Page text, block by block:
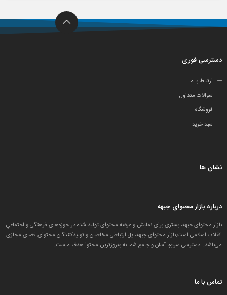
دسترسی فوری
ارتباط با ما
سوالات متداول
فروشگاه
سبد خرید
نشان ها
درباره بازار محتوای جبهه
بازار محتوای جبهه، بستری برای نمایش و عرضه محتوای تولید شده در حوزه‌های فرهنگی و اجتماعیِ
انقلاب اسلامی است.بازار محتوای جبهه، پل ارتباطی مخاطبان و تولید‌کنندگان محتوای فضای مجازی
می‌باشد. دسترسی سریع، آسان و جامع شما به به‌روزترین محتوا هدف ماست.
تماس با ما